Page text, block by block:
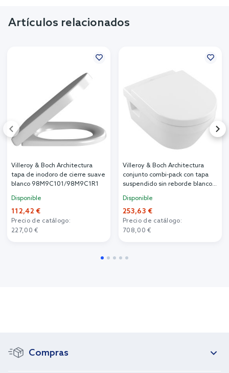
Artículos relacionados
Villeroy & Boch Architectura
tapa de inodoro de cierre suave
blanco 98M9C101/98M9C1R1
Disponible
112,42 €
Precio de catálogo:
227,00 €
Villeroy & Boch Architectura
conjunto combi-pack con tapa
suspendido sin reborde blanco
Disponible
253,63 €
Precio de catálogo:
708,00 €
Compras